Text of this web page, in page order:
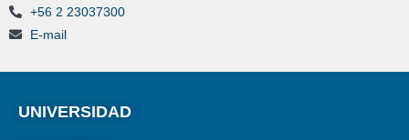
+56 2 23037300
E-mail
UNIVERSIDAD